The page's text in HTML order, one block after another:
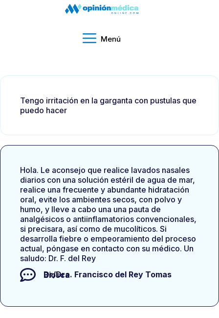
Menú
Tengo irritación en la garganta con pustulas que
puedo hacer
Hola. Le aconsejo que realice lavados nasales
diarios con una solución estéril de agua de mar,
realice una frecuente y abundante hidratación
oral, evite los ambientes secos, con polvo y
humo, y lleve a cabo una una pauta de
analgésicos o antiinflamatorios convencionales,
si precisara, así como de mucolíticos. Si
desarrolla fiebre o empeoramiento del proceso
actual, póngase en contacto con su médico. Un
saludo: Dr. F. del Rey
Dr/Dra.
Francisco del Rey Tomas Biosca